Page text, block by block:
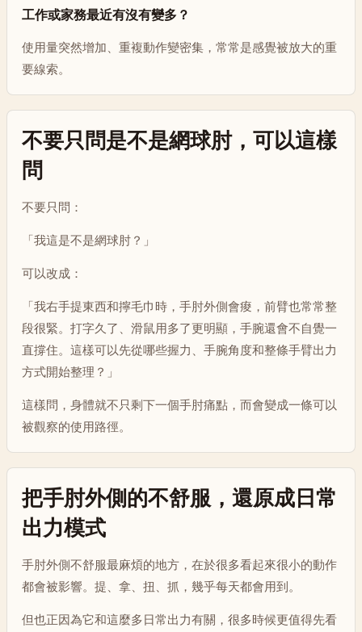
工作或家務最近有沒有變多？
使用量突然增加、重複動作變密集，常常是感覺被放大的重
要線索。
不要只問是不是網球肘，可以這樣
問
不要只問：
「我這是不是網球肘？」
可以改成：
「我右手提東西和擰毛巾時，手肘外側會痠，前臂也常常整
段很緊。打字久了、滑鼠用多了更明顯，手腕還會不自覺一
直撐住。這樣可以先從哪些握力、手腕角度和整條手臂出力
方式開始整理？」
這樣問，身體就不只剩下一個手肘痛點，而會變成一條可以
被觀察的使用路徑。
把手肘外側的不舒服，還原成日常
出力模式
手肘外側不舒服最麻煩的地方，在於很多看起來很小的動作
都會被影響。提、拿、扭、抓，幾乎每天都會用到。
但也正因為它和這麼多日常出力有關，很多時候更值得先看